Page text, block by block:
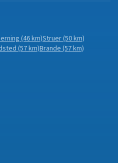
(46 km)Struer(50 km)
(57 km)Brande(57 km)